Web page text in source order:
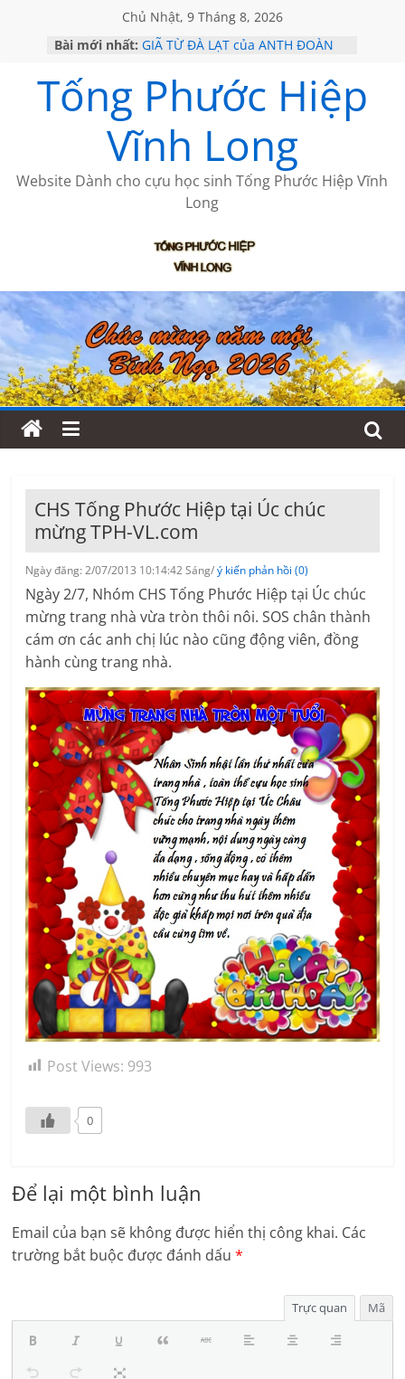
Chủ Nhật, 9 Tháng 8, 2026
Bài mới nhất: GIÃ TỪ ĐÀ LẠT của ANTH ĐOÀN
KHÔNG ĐỀ 20 CỦA THÁI LÃO
KHÔNG ĐỀ 19 CỦA THÁI LÃO
CHÙM THƠ CỦA BÍCH HÀ
Tống Phước Hiệp
Vĩnh Long
Website Dành cho cựu học sinh Tống Phước Hiệp Vĩnh
Long
CHS Tống Phước Hiệp tại Úc chúc
mừng TPH-VL.com
Ngày đăng: 2/07/2013 10:14:42 Sáng/ý kiến phản hồi (0)
Ngày 2/7, Nhóm CHS Tống Phước Hiệp tại Úc chúc
mừng trang nhà vừa tròn thôi nôi. SOS chân thành
cám ơn các anh chị lúc nào cũng động viên, đồng
hành cùng trang nhà.
Post Views: 993
0
Để lại một bình luận
Email của bạn sẽ không được hiển thị công khai. Các
trường bắt buộc được đánh dấu*
Trực quan Mã